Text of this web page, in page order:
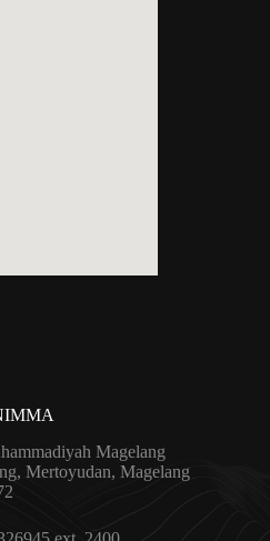
Magelang
Mertoyudan, Magelang